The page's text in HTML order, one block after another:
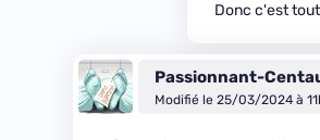
Donc c'est
Passionnant-
Modifié le 25/03/2024 à